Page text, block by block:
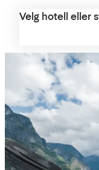
Velg hotell eller